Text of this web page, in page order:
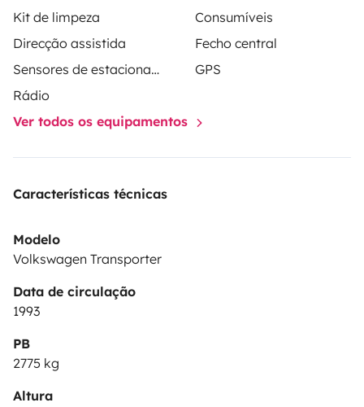
Kit de limpeza
Consumíveis
Direcção assistida
Fecho central
Sensores de estacionamento
GPS
Rádio
Ver todos os equipamentos
Características técnicas
Modelo
Volkswagen Transporter
Data de circulação
1993
PB
2775 kg
Altura